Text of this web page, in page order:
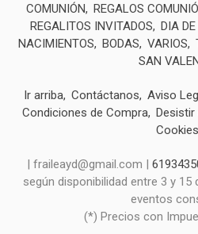
COMUNIÓN
REGALOS
REGALITOS INVITADOS
DIA
NACIMIENTOS
BODAS VARIOS
SAN
Ir arriba Contáctanos Aviso
Condiciones de Compra Desistir
Cookies
| fraileayd@gmail.com |
según disponibilidad entre 3 y 15
eventos
(*) Precios con